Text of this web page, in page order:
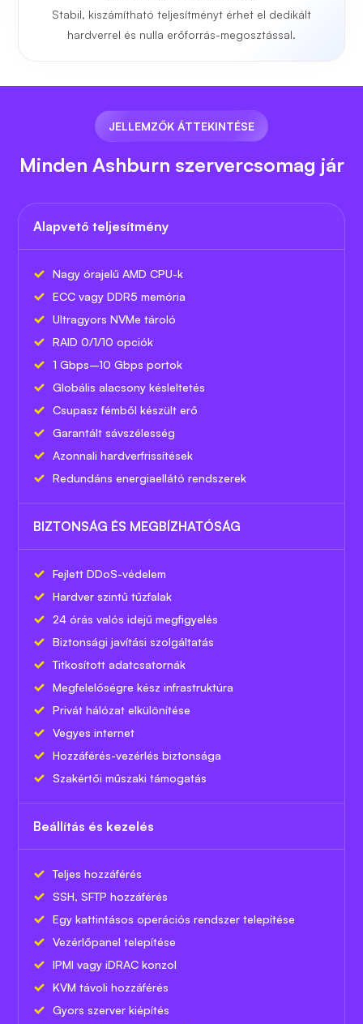
Stabil, kiszámítható teljesítményt érhet el dedikált
hardverrel és nulla erőforrás-megosztással.
JELLEMZŐK ÁTTEKINTÉSE
Minden Ashburn szervercsomag jár
Alapvető teljesítmény
Nagy órajelű AMD CPU-k
ECC vagy DDR5 memória
Ultragyors NVMe tároló
RAID 0/1/10 opciók
1 Gbps–10 Gbps portok
Globális alacsony késleltetés
Csupasz fémből készült erő
Garantált sávszélesség
Azonnali hardverfrissítések
Redundáns energiaellátó rendszerek
BIZTONSÁG ÉS MEGBÍZHATÓSÁG
Fejlett DDoS-védelem
Hardver szintű tűzfalak
24 órás valós idejű megfigyelés
Biztonsági javítási szolgáltatás
Titkosított adatcsatornák
Megfelelőségre kész infrastruktúra
Privát hálózat elkülönítése
Vegyes internet
Hozzáférés-vezérlés biztonsága
Szakértői műszaki támogatás
Beállítás és kezelés
Teljes hozzáférés
SSH, SFTP hozzáférés
Egy kattintásos operációs rendszer telepítése
Vezérlőpanel telepítése
IPMI vagy iDRAC konzol
KVM távoli hozzáférés
Gyors szerver kiépítés